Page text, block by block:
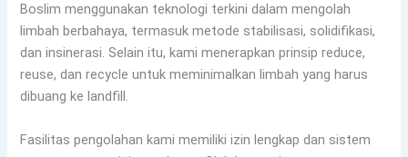
Boslim menggunakan teknologi terkini dalam mengolah
limbah berbahaya, termasuk metode stabilisasi, solidifikasi,
dan insinerasi. Selain itu, kami menerapkan prinsip reduce,
reuse, dan recycle untuk meminimalkan limbah yang harus
dibuang ke landfill.
Fasilitas pengolahan kami memiliki izin lengkap dan sistem